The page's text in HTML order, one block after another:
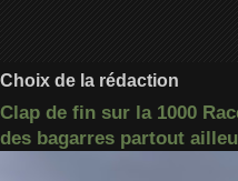
Choix de la rédaction
Clap de fin sur la 1000
des bagarres partout